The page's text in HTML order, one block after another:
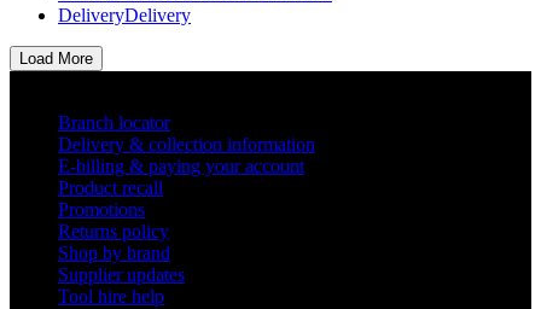
DeliveryDelivery
Load More
Branch locator
Delivery & collection information
E-billing & paying your account
Product recall
Promotions
Returns policy
Shop by brand
Supplier updates
Tool hire help